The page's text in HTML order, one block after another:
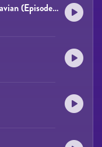
Gorillaz – Friday 13th ft. Octavian (Episode Four)